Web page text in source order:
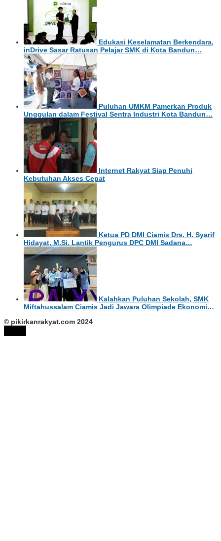
Edukasi Keselamatan Berkendara,
inDrive Sasar Ratusan Pelajar SMK di Kota Bandun…
Puluhan UMKM Pamerkan Produk
Unggulan dalam Festival Sentra Industri Kota Bandun…
Internet Rakyat Siap Penuhi
Kebutuhan Akses Cepat
Ketua PD DMI Ciamis Drs. H. Syarif
Hidayat, M.Si. Lantik Pengurus DPC DMI Sadana…
Kalahkan Puluhan Sekolah, SMK
Miftahussalam Ciamis Jadi Jawara Olimpiade Ekonomi…
© pikirkanrakyat.com 2024